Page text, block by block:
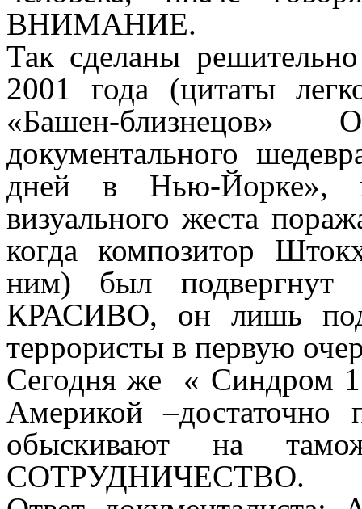
ВНИМАНИЕ.
Так сделаны
2001 года (цитаты
«Башен-
документального
дней в Нью-Йорке»,
визуального жеста
когда композитор
ним) был подвергнут
КРАСИВО, он лишь
террористы в первую
Сегодня же « Синдром
Америкой –достаточно
обыскивают на
СОТРУДНИЧЕСТВО.